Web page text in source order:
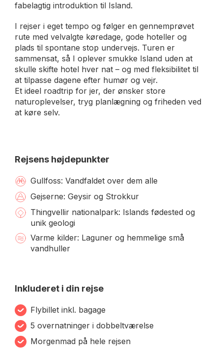
fabelagtig introduktion til Island.
I rejser i eget tempo og følger en gennemprøvet
rute med velvalgte køredage, gode hoteller og
plads til spontane stop undervejs. Turen er
sammensat, så I oplever smukke Island uden at
skulle skifte hotel hver nat – og med fleksibilitet til
at tilpasse dagene efter humør og vejr.
Et ideel roadtrip for jer, der ønsker store
naturoplevelser, tryg planlægning og friheden ved
at køre selv.
Rejsens højdepunkter
Gullfoss: Vandfaldet over dem alle
Gejserne: Geysir og Strokkur
Thingvellir nationalpark: Islands fødested og
unik geologi
Varme kilder: Laguner og hemmelige små
vandhuller
Inkluderet i din rejse
Flybillet inkl. bagage
5 overnatninger i dobbeltværelse
Morgenmad på hele rejsen